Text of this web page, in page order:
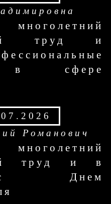
труд и
в сфере
Романович
труд и в
Днем